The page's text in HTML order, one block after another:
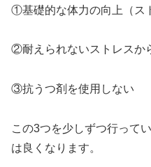
①基礎的な体力の向上（ス
②耐えられないストレスか
③抗うつ剤を使用しない
この3つを少しずつ行って
は良くなります。